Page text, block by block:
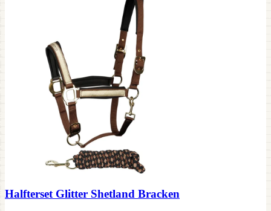
Halfterset Glitter Shetland Bracken